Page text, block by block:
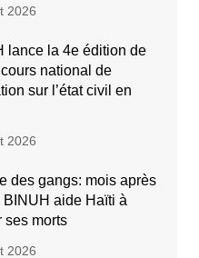
2026
lance la 4e édition de
national de
sur l’état civil en
2026
des gangs: mois après
BINUH aide Haïti à
ses morts
2026